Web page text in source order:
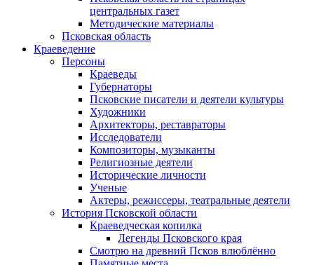
центральных газет
Методические материалы
Псковская область
Краеведение
Персоны
Краеведы
Губернаторы
Псковские писатели и деятели культуры
Художники
Архитекторы, реставраторы
Исследователи
Композиторы, музыканты
Религиозные деятели
Исторические личности
Ученые
Актеры, режиссеры, театральные деятели
История Псковской области
Краеведческая копилка
Легенды Псковского края
Смотрю на древний Псков влюблённо